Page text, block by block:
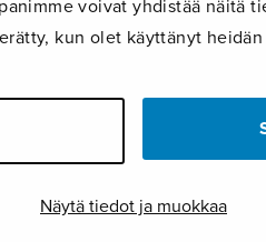
voivat yhdistää näitä
kun olet käyttänyt
Näytä tiedot ja muokkaa